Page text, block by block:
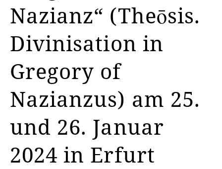
Nazianz“ (Theōsis.
Divinisation in
Gregory of
Nazianzus) am 25.
und 26. Januar
2024 in Erfurt